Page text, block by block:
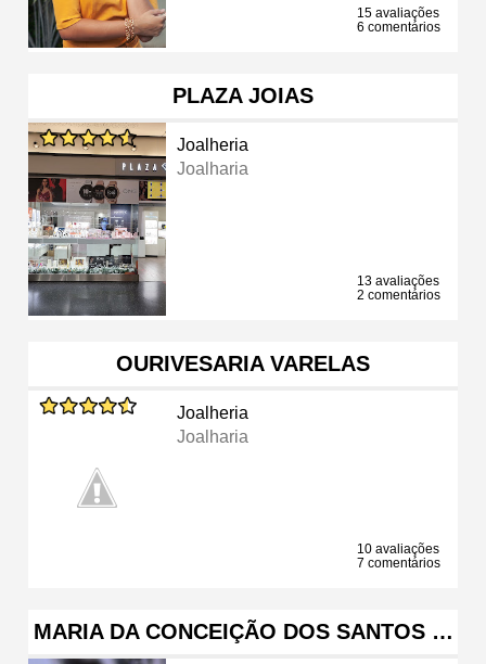
15 avaliações
6 comentários
PLAZA JOIAS
Joalheria
Joalharia
13 avaliações
2 comentários
OURIVESARIA VARELAS
Joalheria
Joalharia
10 avaliações
7 comentários
MARIA DA CONCEIÇÃO DOS SANTOS …